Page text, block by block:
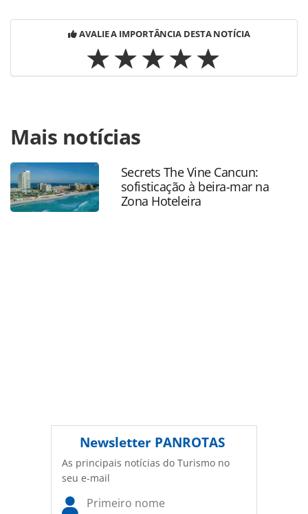
AVALIE A IMPORTÂNCIA DESTA NOTÍCIA
https://www.panrotas.com.br/noticia-
turismo/eventos/2014/09/veja-fotos-do-coquetel-da-af-klm-
na-bienal-de-sp_105389.html ou as ferramentas oferecidas
na página. Todo o conteúdo produzido pela PANROTAS
Editora é protegido pela legislação brasileira sobre direito
autoral. Não reproduza o conteúdo sem autorização da
Mais notícias
Secrets The Vine Cancun:
sofisticação à beira-mar na
Zona Hoteleira
Newsletter PANROTAS
As principais notícias do Turismo no
seu e-mail